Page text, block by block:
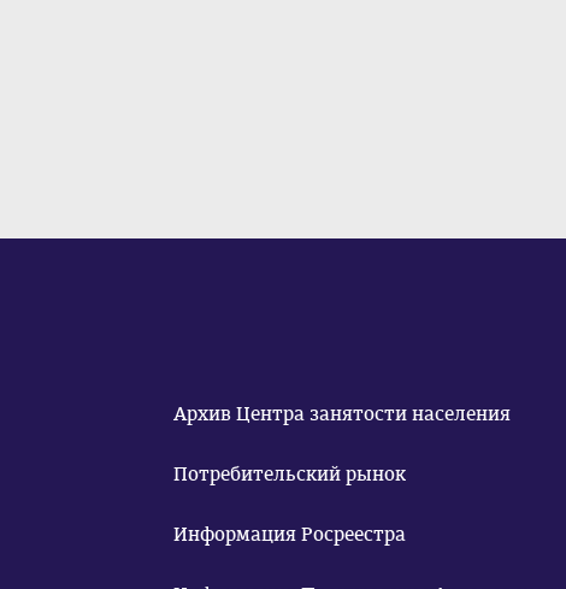
Архив Центра занятости населения
Потребительский рынок
Информация Росреестра